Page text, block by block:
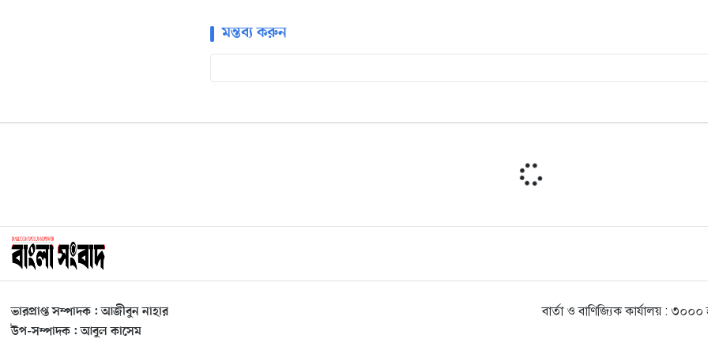
মন্তব্য করুন
ভারপ্রাপ্ত সম্পাদক : আজীবুন নাহার
উপ-সম্পাদক : আবুল কাসেম
বার্তা ও বাণিজ্যিক কার্যালয় :